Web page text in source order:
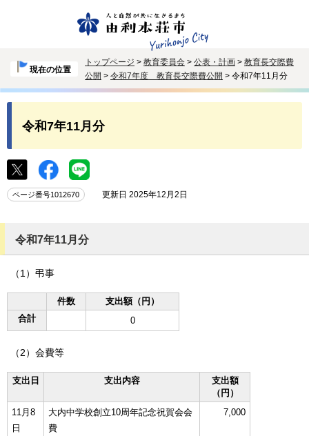
現在の位置
トップページ > 教育委員会 > 公表・計画 > 教育長交際費
公開 > 令和7年度 教育長交際費公開 > 令和7年11月分
令和7年11月分
ページ番号1012670 更新日 2025年12月2日
令和7年11月分
（1）弔事
件数
支出額（円）
合計
0
（2）会費等
支出日 支出内容
支出額
（円）
11月8
日
大内中学校創立10周年記念祝賀会会
費
7,000